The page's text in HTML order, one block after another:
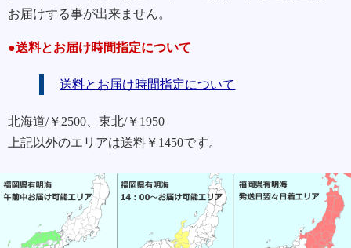
お届けする事が出来ません。
●送料とお届け時間指定について
送料とお届け時間指定について
北海道/￥2500、東北/￥1950
上記以外のエリアは送料￥1450です。